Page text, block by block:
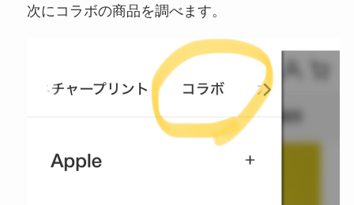
次にコラボの商品を調べます。